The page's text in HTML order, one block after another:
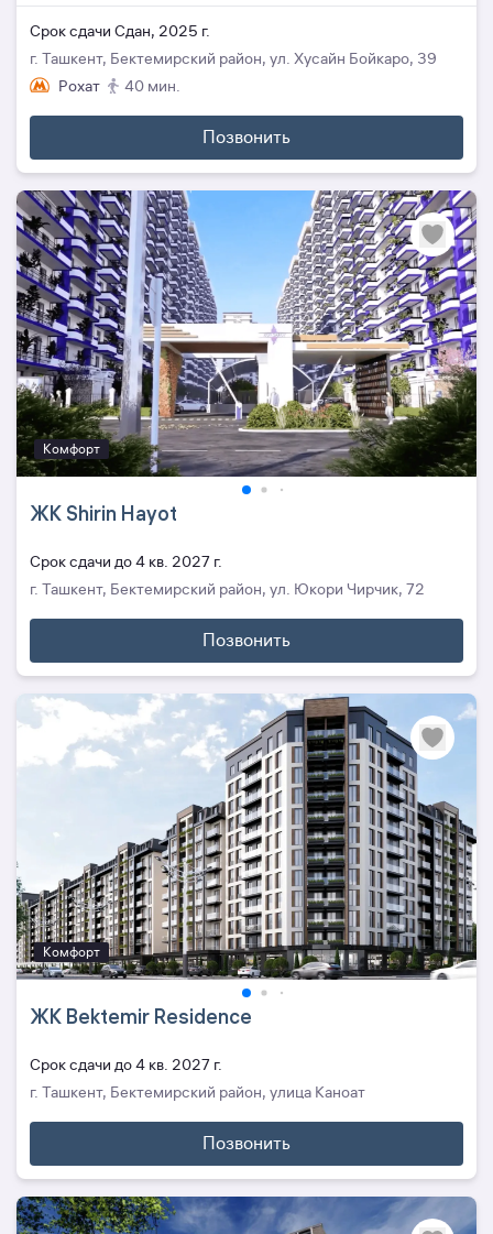
Cрок сдачи Сдан, 2025 г.
г. Ташкент, Бектемирский район, ул. Хусайн Бойкаро, 39
Рохат
40 мин.
Позвонить
Комфорт
ЖК Shirin Hayot
Cрок сдачи до 4 кв. 2027 г.
г. Ташкент, Бектемирский район, ул. Юкори Чирчик, 72
Позвонить
Комфорт
ЖК Bektemir Residence
Cрок сдачи до 4 кв. 2027 г.
г. Ташкент, Бектемирский район, улица Каноат
Позвонить